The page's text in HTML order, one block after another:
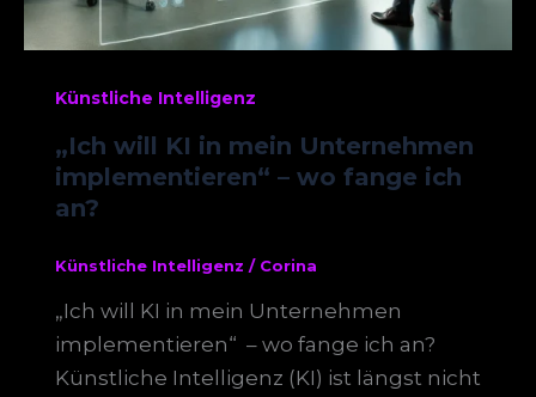
Künstliche Intelligenz
„Ich will KI in mein Unternehmen
implementieren“ – wo fange ich
an?
Künstliche Intelligenz / Corina
„Ich will KI in mein Unternehmen
implementieren“ – wo fange ich an?
Künstliche Intelligenz (KI) ist längst nicht